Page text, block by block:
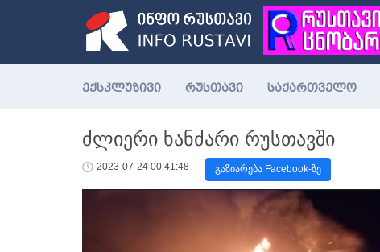
ექსკლუზივი რუსთავი საქართველო
ძლიერი ხანძარი რუსთავში
2023-07-24 00:41:48 გაზიარება Facebook-ზე